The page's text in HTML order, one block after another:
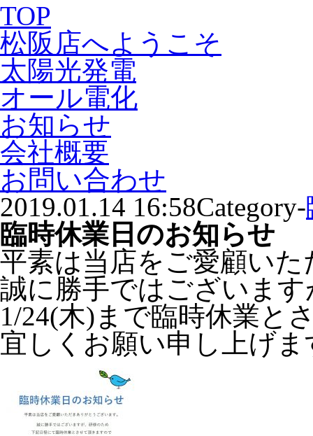
TOP
松阪店へようこそ
太陽光発電
オール電化
お知らせ
会社概要
お問い合わせ
2019.01.14 16:58Category-
臨時休業日のお知らせ
平素は当店をご愛顧い
誠に勝手ではございま
1/24(木)まで臨時休業と
宜しくお願い申し上げま